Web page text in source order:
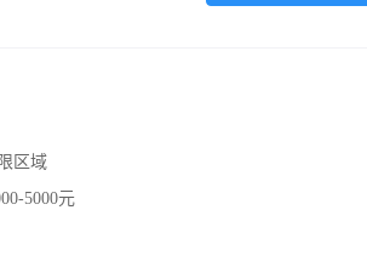
区域
5000元